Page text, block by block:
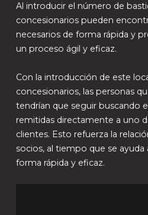
Al introducir el número de
concesionarios pueden
necesarios de forma rápida y
un proceso ágil y eficaz.
Con la introducción de este
concesionarios, las personas
tendrían que seguir buscando
remitidas directamente a uno
clientes. Esto refuerza la
socios, al tiempo que se ayuda
forma rápida y eficaz.